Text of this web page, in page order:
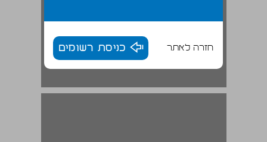
חזרה לאתר כניסת רשומים
המחקר הארכיאולוגי־יישובי ... 25